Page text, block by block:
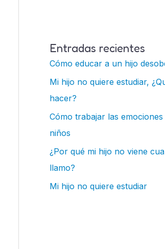
Entradas recientes
Cómo educar a un hijo
Mi hijo no quiere estudiar,
hacer?
Cómo trabajar las
niños
¿Por qué mi hijo no viene
llamo?
Mi hijo no quiere estudiar